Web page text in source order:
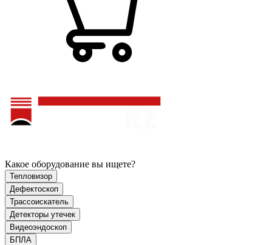
Какое оборудование вы ищете?
Тепловизор
Дефектоскоп
Трассоискатель
Детекторы утечек
Видеоэндоскоп
БПЛА